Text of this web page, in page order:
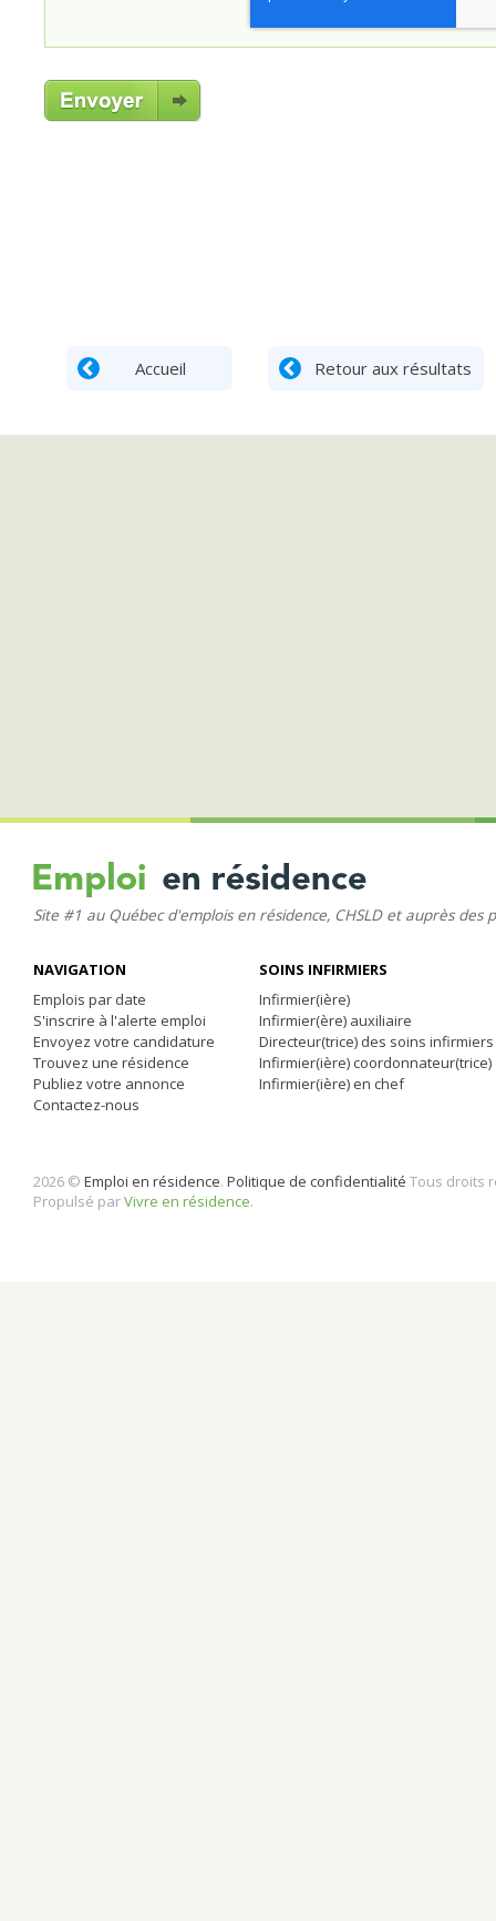
Accueil Retour aux résultats
Site #1 au Québec d'emplois en résidence, CHSLD et auprès des
NAVIGATION
Emplois par date
S'inscrire à l'alerte emploi
Envoyez votre candidature
Trouvez une résidence
Publiez votre annonce
Contactez-nous
SOINS INFIRMIERS
Infirmier(ière)
Infirmier(ère) auxiliaire
Directeur(trice) des soins infirmiers
Infirmier(ière) coordonnateur(trice)
Infirmier(ière) en chef
2026 © Emploi en résidence. Politique de confidentialité Tous droits
Propulsé parVivre en résidence.